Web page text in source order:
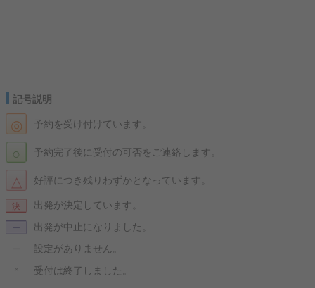
記号説明
◎ 予約を受け付けています。
決 出発が決定しています。
○ 予約完了後に受付の可否をご連絡します。
ー 出発が中止になりました。
△ 好評につき残りわずかとなっています。
ー 設定がありません。
× 受付は終了しました。